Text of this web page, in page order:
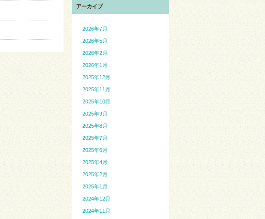
アーカイブ
2026年7月
2026年5月
2026年2月
2026年1月
2025年12月
2025年11月
2025年10月
2025年9月
2025年8月
2025年7月
2025年6月
2025年4月
2025年2月
2025年1月
2024年12月
2024年11月